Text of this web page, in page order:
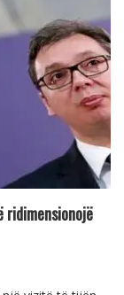
ridimensionojë